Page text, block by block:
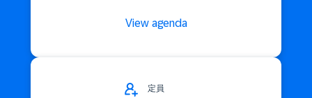
View agenda
定員